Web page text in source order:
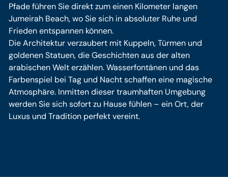
Pfade führen Sie direkt zum einen Kilometer langen
Jumeirah Beach, wo Sie sich in absoluter Ruhe und
Frieden entspannen können.
Die Architektur verzaubert mit Kuppeln, Türmen und
goldenen Statuen, die Geschichten aus der alten
arabischen Welt erzählen. Wasserfontänen und das
Farbenspiel bei Tag und Nacht schaffen eine magische
Atmosphäre. Inmitten dieser traumhaften Umgebung
werden Sie sich sofort zu Hause fühlen – ein Ort, der
Luxus und Tradition perfekt vereint.